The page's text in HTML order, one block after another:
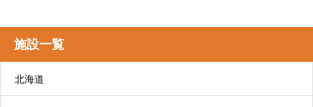
ちら
ら
施設一覧
北海道